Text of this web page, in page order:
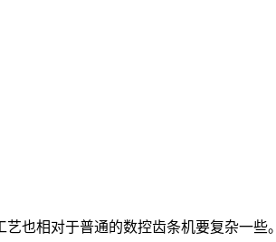
相对于普通的数控齿条机要复杂一些。